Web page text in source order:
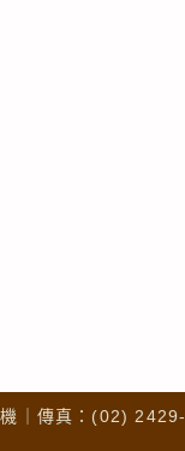
｜傳真：(02) 2429-